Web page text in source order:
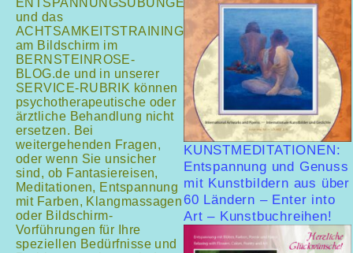
ENTSPANNUNGSÜBUNGEN
und das
ACHTSAMKEITSTRAINING
am Bildschirm im
BERNSTEINROSE-
BLOG.de und in unserer
SERVICE-RUBRIK können
psychotherapeutische oder
ärztliche Behandlung nicht
ersetzen. Bei
weitergehenden Fragen,
oder wenn Sie unsicher
sind, ob Fantasiereisen,
Meditationen, Entspannung
mit Farben, Klangmassagen
oder Bildschirm-
Vorführungen für Ihre
speziellen Bedürfnisse und
KUNSTMEDITATIONEN:
Entspannung und Genuss
mit Kunstbildern aus über
60 Ländern – Enter into
Art – Kunstbuchreihen!